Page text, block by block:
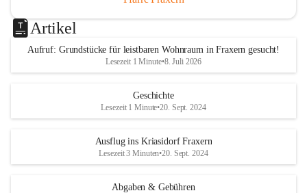
Artikel
Aufruf: Grundstücke für leistbaren Wohnraum in Fraxern gesucht!
Lesezeit 1 Minute•8. Juli 2026
Geschichte
Lesezeit 1 Minute•20. Sept. 2024
Ausflug ins Kriasidorf Fraxern
Lesezeit 3 Minuten•20. Sept. 2024
Abgaben & Gebühren